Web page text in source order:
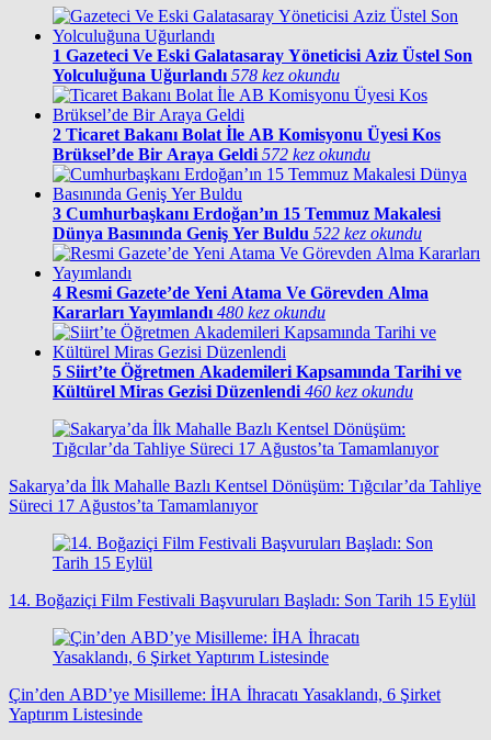
1 Gazeteci Ve Eski Galatasaray Yöneticisi Aziz Üstel Son
Yolculuğuna Uğurlandı 578 kez okundu
2 Ticaret Bakanı Bolat İle AB Komisyonu Üyesi Kos
Brüksel’de Bir Araya Geldi 572 kez okundu
3 Cumhurbaşkanı Erdoğan’ın 15 Temmuz Makalesi
Dünya Basınında Geniş Yer Buldu 522 kez okundu
4 Resmi Gazete’de Yeni Atama Ve Görevden Alma
Kararları Yayımlandı 480 kez okundu
5 Siirt’te Öğretmen Akademileri Kapsamında Tarihi ve
Kültürel Miras Gezisi Düzenlendi 460 kez okundu
Sakarya’da İlk Mahalle Bazlı Kentsel Dönüşüm: Tığcılar’da Tahliye
Süreci 17 Ağustos’ta Tamamlanıyor
14. Boğaziçi Film Festivali Başvuruları Başladı: Son Tarih 15 Eylül
Çin’den ABD’ye Misilleme: İHA İhracatı Yasaklandı, 6 Şirket
Yaptırım Listesinde